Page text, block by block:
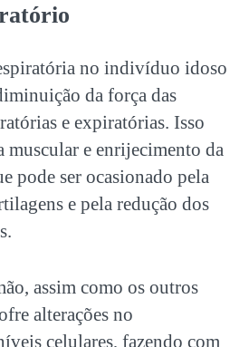
no indivíduo idoso
da força das
e expiratórias. Isso
muscular e enrijecimento da
pode ser ocasionado pela
e pela redução dos
assim como os outros
alterações no
celulares, fazendo com